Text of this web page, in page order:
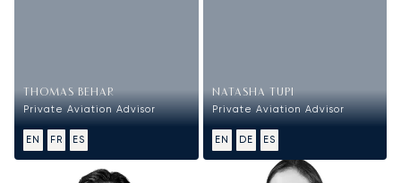
THOMAS BEHAR
Private Aviation Advisor
EN FR ES
NATASHA TUPI
Private Aviation Advisor
EN DE ES